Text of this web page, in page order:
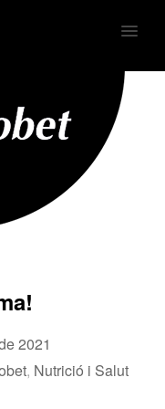
MENU
2021
, Nutrició i Salut